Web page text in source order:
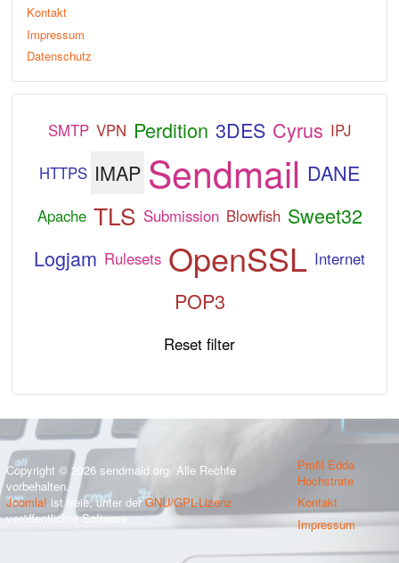
Kontakt
Impressum
Datenschutz
SMTP VPN Perdition 3DES Cyrus IPJ
HTTPS IMAP Sendmail DANE
Apache TLS Submission Blowfish Sweet32
Logjam Rulesets OpenSSL Internet
POP3
Reset filter
Copyright © 2026 sendmaid.org. Alle Rechte
vorbehalten.
Joomla! ist freie, unter derGNU/GPL-Lizenz
veröffentlichte Software.
Profil Edda
Hochstrate
Kontakt
Impressum